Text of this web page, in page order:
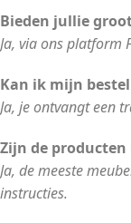
Bieden jullie
Ja, via ons platform
Kan ik mijn
Ja, je ontvangt een
Zijn de
Ja, de meeste
instructies.